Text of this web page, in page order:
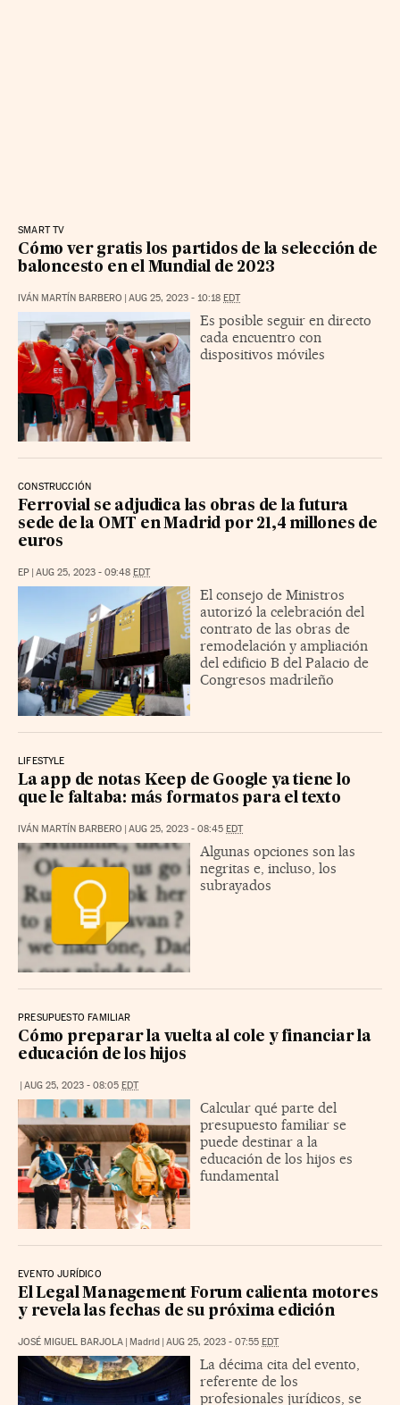
SMART TV
Cómo ver gratis los partidos de la selección de
baloncesto en el Mundial de 2023
IVÁN MARTÍN BARBERO | AUG 25, 2023 - 10:18 EDT
Es posible seguir en directo
cada encuentro con
dispositivos móviles
CONSTRUCCIÓN
Ferrovial se adjudica las obras de la futura
sede de la OMT en Madrid por 21,4 millones de
euros
EP | AUG 25, 2023 - 09:48 EDT
El consejo de Ministros
autorizó la celebración del
contrato de las obras de
remodelación y ampliación
del edificio B del Palacio de
Congresos madrileño
LIFESTYLE
La app de notas Keep de Google ya tiene lo
que le faltaba: más formatos para el texto
IVÁN MARTÍN BARBERO | AUG 25, 2023 - 08:45 EDT
Algunas opciones son las
negritas e, incluso, los
subrayados
PRESUPUESTO FAMILIAR
Cómo preparar la vuelta al cole y financiar la
educación de los hijos
| AUG 25, 2023 - 08:05 EDT
Calcular qué parte del
presupuesto familiar se
puede destinar a la
educación de los hijos es
fundamental
EVENTO JURÍDICO
El Legal Management Forum calienta motores
y revela las fechas de su próxima edición
JOSÉ MIGUEL BARJOLA | Madrid | AUG 25, 2023 - 07:55 EDT
La décima cita del evento,
referente de los
profesionales jurídicos, se